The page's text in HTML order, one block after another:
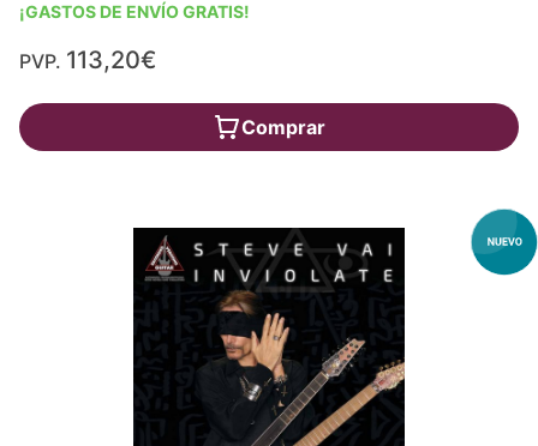
¡GASTOS DE ENVÍO GRATIS!
PVP. 113,20€
Comprar